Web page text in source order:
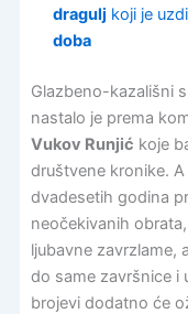
dragulj koji je
doba
Glazbeno-kazališni
nastalo je prema
Vukov Runjić koje
društvene kronike.
dvadesetih godina
neočekivanih
ljubavne zavrzlame,
do same završnice i
brojevi dodatno će